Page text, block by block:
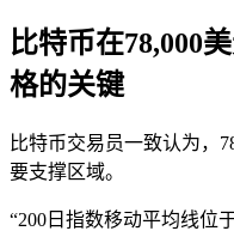
比特币在78,000
格的关键
比特币交易员一致认为，
要支撑区域。
“200日指数移动平均线位